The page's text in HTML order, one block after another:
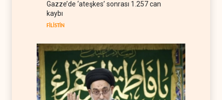
Hava gücü Trump'ın
Gazze’de ‘ateşkes’ sonrası 1.257 can
kaybı
FİLİSTİN